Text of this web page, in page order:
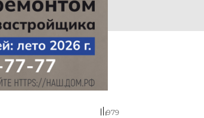
979